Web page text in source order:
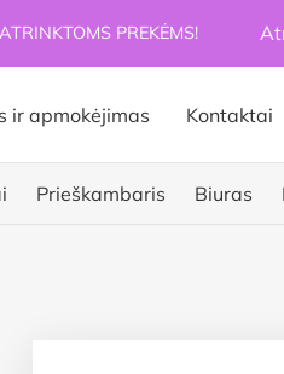
PREKĖMS!
ir apmokėjimas Kontaktai
Prieškambaris Biuras